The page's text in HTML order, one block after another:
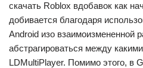
скачать Roblox вдобавок как
добивается благодаря
Android изо взаимоизмененной
абстрагироваться между
LDMultiPlayer. Помимо этого, в